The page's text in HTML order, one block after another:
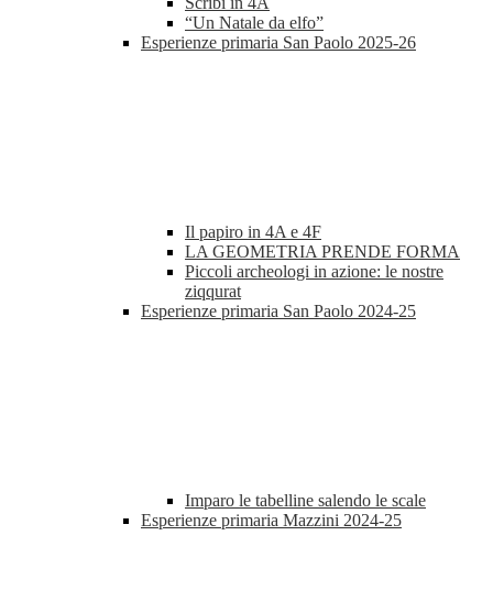
“Un Natale da elfo”
Esperienze primaria San Paolo 2025-26
Il papiro in 4A e 4F
LA GEOMETRIA PRENDE FORMA
Piccoli archeologi in azione: le nostre
ziqqurat
Esperienze primaria San Paolo 2024-25
Imparo le tabelline salendo le scale
Esperienze primaria Mazzini 2024-25